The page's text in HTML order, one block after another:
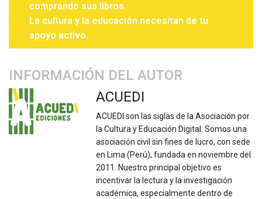
comprando sus libros.
La cultura y la educación necesitan de tu
apoyo activo.
INFORMACIÓN DEL AUTOR
ACUEDI
ACUEDI son las siglas de la Asociación por
la Cultura y Educación Digital. Somos una
asociación civil sin fines de lucro, con sede
en Lima (Perú), fundada en noviembre del
2011. Nuestro principal objetivo es
incentivar la lectura y la investigación
académica, especialmente dentro de